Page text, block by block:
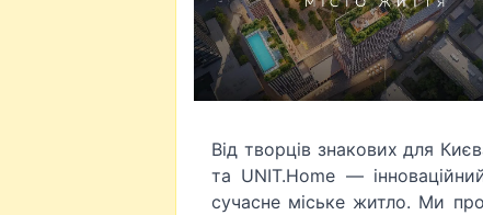
Від творців знакових для
та UNIT.Home —
сучасне міське житло. Ми